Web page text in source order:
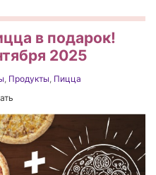
в подарок!
2025
, Продукты, Пицца